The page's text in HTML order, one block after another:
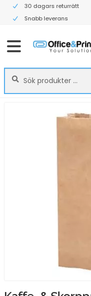
30 dagars returrätt
Snabb leverans
Sök
efter:
Sök